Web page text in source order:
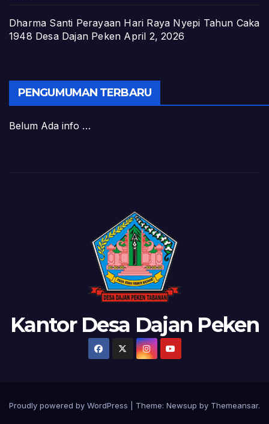
Dharma Santi Perayaan Hari Raya Nyepi Tahun Caka
1948 Desa Dajan Peken April 2, 2026
PENGUMUMAN TERBARU
Belum Ada info …
Kantor Desa Dajan Peken
Proudly powered by WordPress Theme: Newsup by Themeansar.